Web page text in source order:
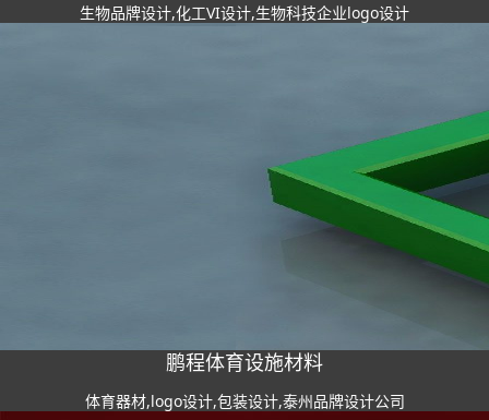
生物品牌设计,化工VI设计,生物科技企业logo设计
鹏程体育设施材料
体育器材,logo设计,包装设计,泰州品牌设计公司